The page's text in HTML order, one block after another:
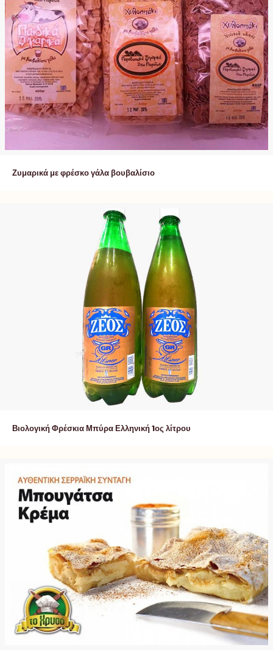
Ζυμαρικά με φρέσκο γάλα βουβαλίσιο
Βιολογική Φρέσκια Μπύρα Ελληνική 1ος λίτρου